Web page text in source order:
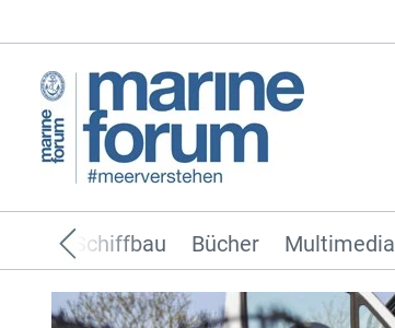
Schiffbau Bücher Multimedia